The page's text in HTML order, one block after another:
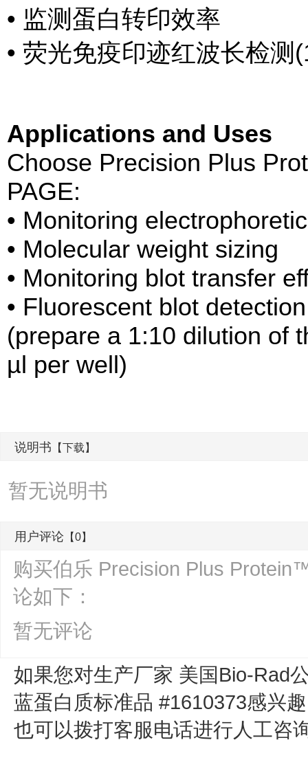
• 监测蛋白转印效率
• 荧光免疫印迹红波长检测
Applications and Uses
Choose Precision Plus
PAGE:
• Monitoring
• Molecular weight sizing
• Monitoring blot transfer
• Fluorescent blot
(prepare a 1:10 dilution of
µl per well)
说明书 【下载】
暂无说明书
用户评论 【0】
购买伯乐 Precision Plus
论如下：
暂无评论
如果您对生产厂家 美国Bio-Rad
蓝蛋白质标准品 #1610373感兴
也可以拨打客服电话进行人工咨